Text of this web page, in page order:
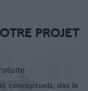
PROJET
conceptuels, dès le